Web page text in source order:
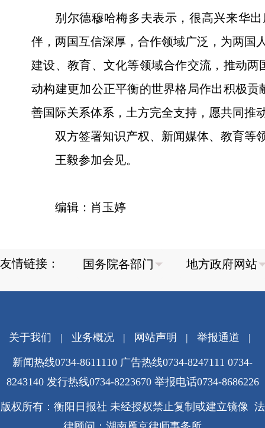
别尔德穆哈梅多夫表示，很高兴来华
伴，两国互信深厚，合作领域广泛，为两国
建设、教育、文化等领域合作交流，推动
动构建更加公正平衡的世界格局作出积极
善国际关系体系，土方完全支持，愿共同推
双方签署知识产权、新闻媒体、教育等
王毅参加会见。
编辑：肖玉婷
友情链接：
关于我们 | 业务概况| 网站声明 | 举报通道 |
新闻热线0734-8611110 广告热线0734-8247111 0734-
8243140 发行热线0734-8223670 举报电话0734-8686226
版权所有：衡阳日报社 未经授权禁止复制或建立镜像 法